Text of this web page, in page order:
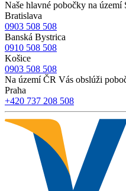
Naše hlavné pobočky na území
Bratislava
0903 508 508
Banská Bystrica
0910 508 508
Košice
0903 508 508
Na území ČR Vás obslúži
Praha
+420 737 208 508